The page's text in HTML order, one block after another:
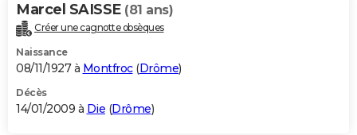
Marcel SAISSE (81 ans)
Créer une cagnotte obsèques
Naissance
08/11/1927 à Montfroc(Drôme)
Décès
14/01/2009 à Die (Drôme)